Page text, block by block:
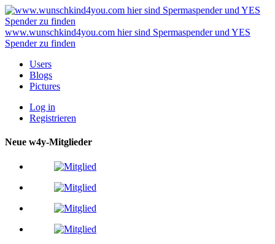
www.wunschkind4you.com hier sind Spermaspender und YES
Spender zu finden
Users
Blogs
Pictures
Log in
Registrieren
Neue w4y-Mitglieder